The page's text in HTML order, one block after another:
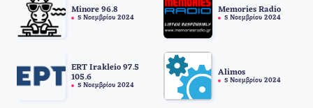
Minore 96.8
5 Νοεμβρίου 2024
Memories Radio
5 Νοεμβρίου 2024
ERT Irakleio 97.5
105.6
5 Νοεμβρίου 2024
Alimos
5 Νοεμβρίου 2024